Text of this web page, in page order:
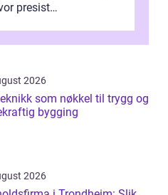
presist
2026
som nøkkel til trygg og
bygging
2026